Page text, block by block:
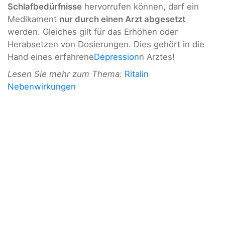
Schlafbedürfnisse hervorrufen können, darf ein
Medikament nur durch einen Arzt abgesetzt
werden. Gleiches gilt für das Erhöhen oder
Herabsetzen von Dosierungen. Dies gehört in die
Hand eines erfahreneDepressionn Arztes!
Lesen Sie mehr zum Thema: Ritalin
Nebenwirkungen